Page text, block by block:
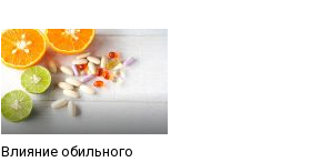
Влияние обильного